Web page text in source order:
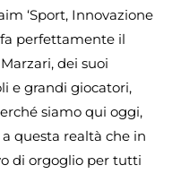
‘Sport, Innovazione
perfettamente il
dei suoi
e grandi giocatori,
siamo qui oggi,
questa realtà che in
di orgoglio per tutti